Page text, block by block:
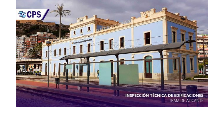
Contact
Français